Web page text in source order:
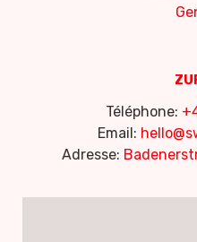
Téléphone:
Email:
Adresse: